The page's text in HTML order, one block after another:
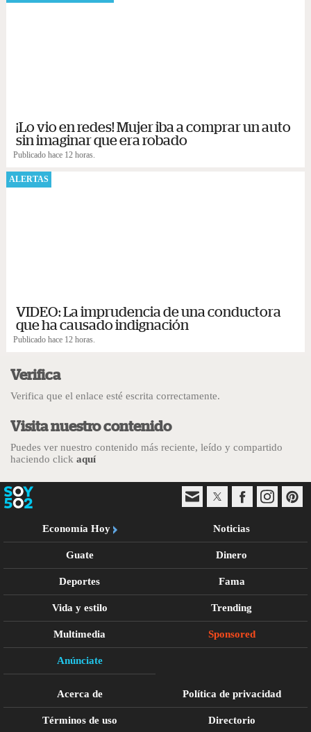
¡Lo vio en redes! Mujer iba a comprar un auto
sin imaginar que era robado
Publicado hace 12 horas.
ALERTAS
VIDEO: La imprudencia de una conductora
que ha causado indignación
Publicado hace 12 horas.
Verifica
Verifica que el enlace esté escrita correctamente.
Visita nuestro contenido
Puedes ver nuestro contenido más reciente, leído y compartido
haciendo click aquí
Economía Hoy Noticias
Guate Dinero
Deportes Fama
Vida y estilo Trending
Multimedia Sponsored
Anúnciate
Acerca de Política de privacidad
Términos de uso Directorio